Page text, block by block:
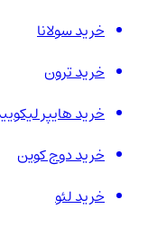
خرید سولانا
خرید ترون
خرید هایپر لیکویید
خرید دوج کوین
خرید لئو